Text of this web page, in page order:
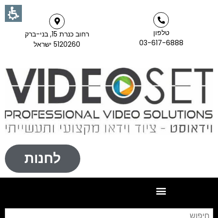
טלפון
03-617-6888
רחוב כנרת 15, בני-ברק
5120260 ישראל
לחנות